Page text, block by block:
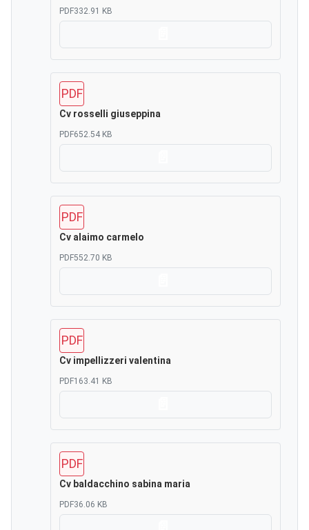
PDF332.91 KB
PDF
Cv rosselli giuseppina
PDF652.54 KB
PDF
Cv alaimo carmelo
PDF552.70 KB
PDF
Cv impellizzeri valentina
PDF163.41 KB
PDF
Cv baldacchino sabina maria
PDF36.06 KB